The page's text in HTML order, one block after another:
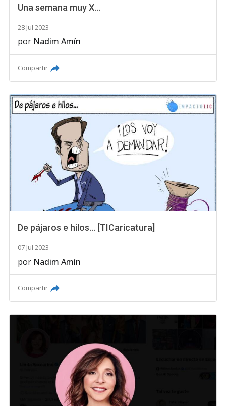
Una semana muy X...
28 Jul 2023
por Nadim Amín
Compartir
De pájaros e hilos... [TICaricatura]
07 Jul 2023
por Nadim Amín
Compartir